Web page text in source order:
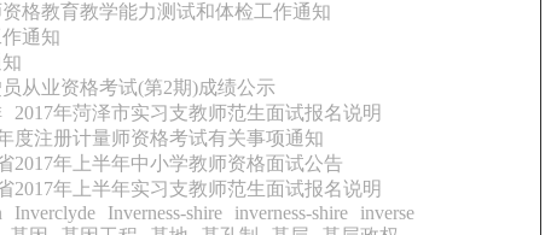
格教育教学能力测试和体检工作通知
通知
从业资格考试(第2期)成绩公示
2017年菏泽市实习支教师范生面试报名说明
度注册计量师资格考试有关事项通知
2017年上半年中小学教师资格面试公告
2017年上半年实习支教师范生面试报名说明
Inverclyde Inverness-shire inverness-shire
inverse